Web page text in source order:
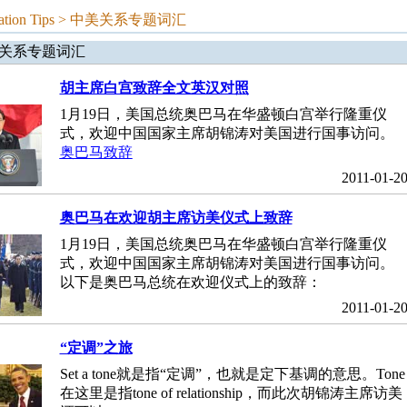
Tips > 中美关系专题词汇
系专题词汇
胡主席白宫致辞全文英汉对照
1月19日，美国总统奥巴马在华盛顿白宫举行隆重仪
式，欢迎中国国家主席胡锦涛对美国进行国事访问。
奥巴马致辞
2011-01-20
奥巴马在欢迎胡主席访美仪式上致辞
1月19日，美国总统奥巴马在华盛顿白宫举行隆重仪
式，欢迎中国国家主席胡锦涛对美国进行国事访问。
以下是奥巴马总统在欢迎仪式上的致辞：
2011-01-20
“定调”之旅
Set a tone就是指“定调”，也就是定下基调的意思。Tone
在这里是指tone of relationship，而此次胡锦涛主席访美